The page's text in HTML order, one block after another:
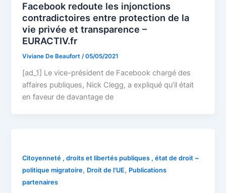
Facebook redoute les injonctions
contradictoires entre protection de la
vie privée et transparence –
EURACTIV.fr
Viviane De Beaufort/05/05/2021
[ad_1] Le vice-président de Facebook chargé des
affaires publiques, Nick Clegg, a expliqué qu’il était
en faveur de davantage de
Citoyenneté , droits et libertés publiques , état de droit ~
politique migratoire, Droit de l'UE, Publications
partenaires